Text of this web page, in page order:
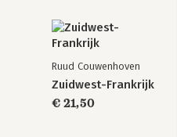
Ruud Couwenhoven
Zuidwest-Frankrijk
€ 21,50